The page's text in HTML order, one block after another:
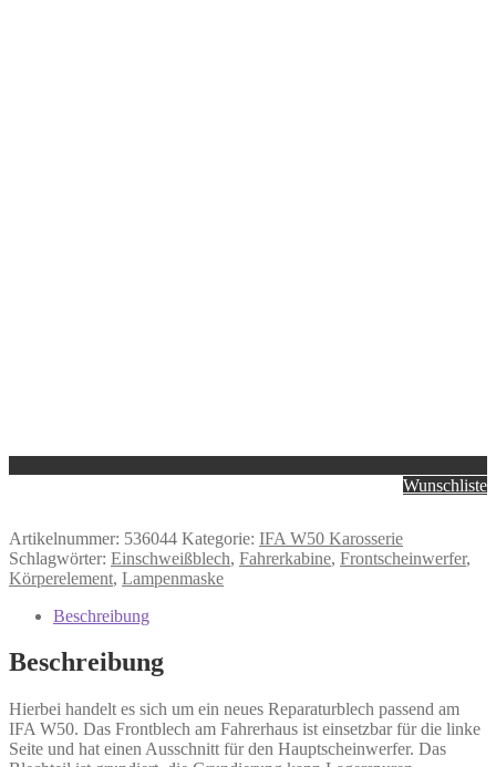
Wunschliste
Artikelnummer: 536044 Kategorie: IFA W50 Karosserie
Schlagwörter: Einschweißblech, Fahrerkabine, Frontscheinwerfer,
Körperelement, Lampenmaske
Beschreibung
Beschreibung
Hierbei handelt es sich um ein neues Reparaturblech passend am
IFA W50. Das Frontblech am Fahrerhaus ist einsetzbar für die linke
Seite und hat einen Ausschnitt für den Hauptscheinwerfer. Das